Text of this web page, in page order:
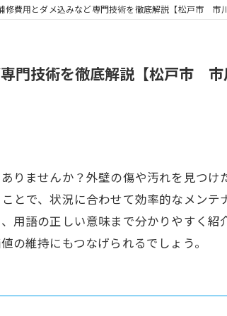
とダメ込みなど専門技術を徹底解説【松戸市 市川市 鎌ケ谷市
専門技術を徹底解説【松戸
りませんか？外壁の傷や汚れを見つ
で、状況に合わせて効率的なメンテ
語の正しい意味まで分かりやすく紹
維持にもつなげられるでしょう。